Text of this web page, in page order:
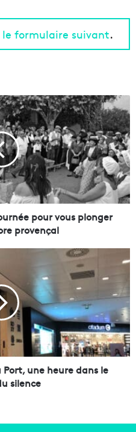
le formulaire suivant.
pour vous plonger
provençal
Port, une heure dans le
silence